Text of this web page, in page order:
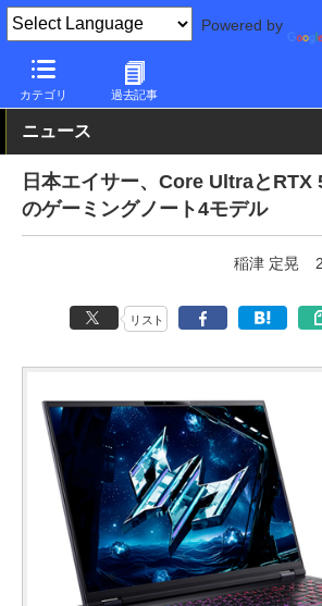
Powered by
カテゴリ 過去記事
PC Watch パソコン/タブレット/スマートフ
ニュース
日本エイサー、Core UltraとRTX
のゲーミングノート4モデル
稲津 定晃
リスト